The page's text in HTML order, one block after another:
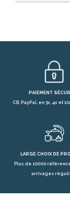
PAIEMENT
CB, PayPal, en 3x, 4x et
LARGE CHOIX DE
Plus de 10000
arrivages